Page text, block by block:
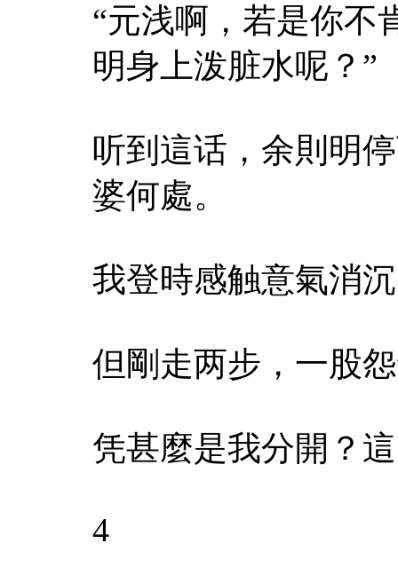
“元浅啊，若是你不
明身上泼脏水呢？”
听到這话，余則明
婆何處。
我登時感触意氣消
但剛走两步，一股
凭甚麼是我分開？
4